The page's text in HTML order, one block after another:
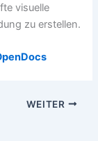
visuelle
zu erstellen.
WEITER